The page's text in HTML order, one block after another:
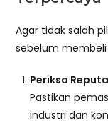
Agar tidak salah
sebelum membeli
Periksa
Pastikan
industri dan